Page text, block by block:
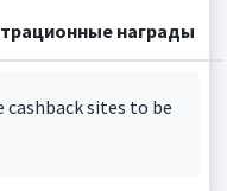
награды
sites to be